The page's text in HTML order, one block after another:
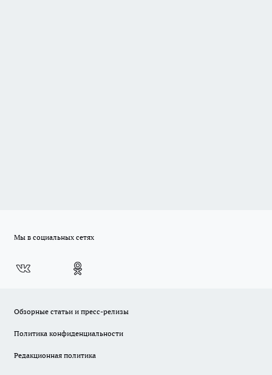
Мы в социальных сетях
Обзорные статьи и пресс-релизы
Политика конфиденциальности
Редакционная политика